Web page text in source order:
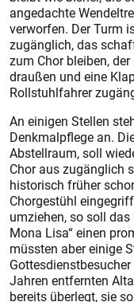
angedachte
verworfen. Der Turm
zugänglich, das
zum Chor bleiben,
draußen und eine
Rollstuhlfahrer
An einigen Stellen
Denkmalpflege an.
Abstellraum, soll
Chor aus zugänglich
historisch früher
Chorgestühl
umziehen, so soll
Mona Lisa“ einen
müssten aber einige
Jahren entfernten
bereits überlegt, sie